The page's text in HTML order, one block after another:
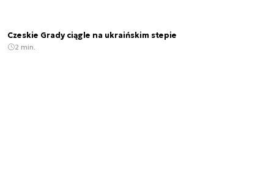
Czeskie Grady ciągle na ukraińskim stepie
2 min.